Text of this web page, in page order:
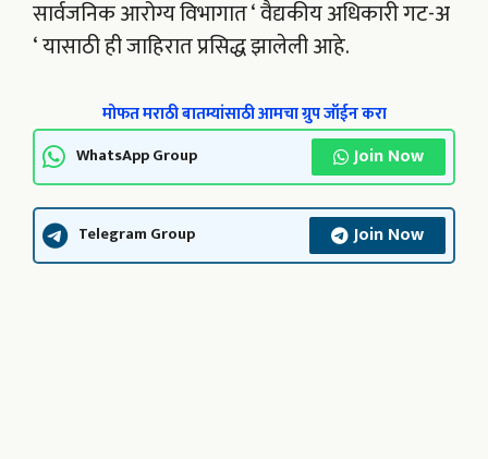
सार्वजनिक आरोग्य विभागात ‘ वैद्यकीय अधिकारी गट-अ
‘ यासाठी ही जाहिरात प्रसिद्ध झालेली आहे.
मोफत मराठी बातम्यांसाठी आमचा ग्रुप जॉईन करा
WhatsApp Group Join Now
Telegram Group Join Now